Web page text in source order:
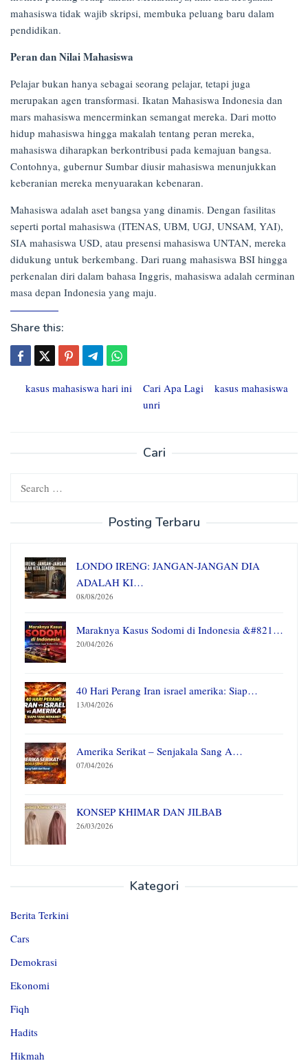
mahasiswa tidak wajib skripsi, membuka peluang baru dalam
pendidikan.
Peran dan Nilai Mahasiswa
Pelajar bukan hanya sebagai seorang pelajar, tetapi juga
merupakan agen transformasi. Ikatan Mahasiswa Indonesia dan
mars mahasiswa mencerminkan semangat mereka. Dari motto
hidup mahasiswa hingga makalah tentang peran mereka,
mahasiswa diharapkan berkontribusi pada kemajuan bangsa.
Contohnya, gubernur Sumbar diusir mahasiswa menunjukkan
keberanian mereka menyuarakan kebenaran.
Mahasiswa adalah aset bangsa yang dinamis. Dengan fasilitas
seperti portal mahasiswa (ITENAS, UBM, UGJ, UNSAM, YAI),
SIA mahasiswa USD, atau presensi mahasiswa UNTAN, mereka
didukung untuk berkembang. Dari ruang mahasiswa BSI hingga
perkenalan diri dalam bahasa Inggris, mahasiswa adalah cerminan
masa depan Indonesia yang maju.
Share this:
kasus mahasiswa hari ini Cari Apa Lagi
kasus mahasiswa
unri
Cari
Posting Terbaru
LONDO IRENG: JANGAN-JANGAN DIA
ADALAH KI…
08/08/2026
Maraknya Kasus Sodomi di Indonesia &#821…
20/04/2026
40 Hari Perang Iran israel amerika: Siap…
13/04/2026
Amerika Serikat – Senjakala Sang A…
07/04/2026
KONSEP KHIMAR DAN JILBAB
26/03/2026
Kategori
Berita Terkini
Cars
Demokrasi
Ekonomi
Fiqh
Hadits
Hikmah